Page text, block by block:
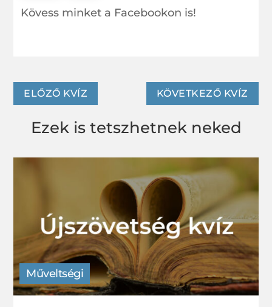
o
st g
e
Kövess minket a Facebookon is!
ELŐZŐ KVÍZ KÖVETKEZŐ KVÍZ
Ezek is tetszhetnek neked
Műveltségi